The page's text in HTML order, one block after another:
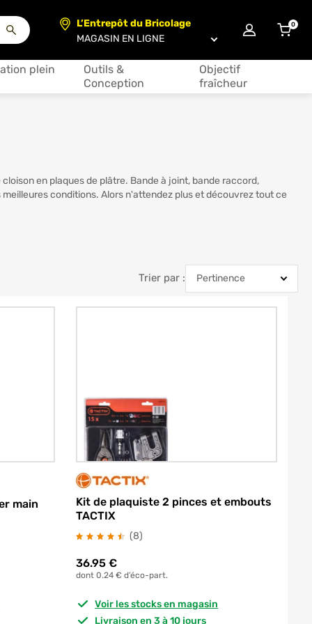
L’Entrepôt du Bricolage
Choisir un magasin
0article
plein
Outils &
Conception
Objectif
fraîcheur
en plaques de plâtre. Bande à joint, bande raccord,
conditions. Alors n'attendez plus et découvrez tout ce
Trier par : Trier par :
main
Kit de plaquiste 2 pinces et embouts
TACTIX
(8)
36.95 €
dont 0.24 € d’éco-part.
Voir les stocks en magasin
Livraison en 3 à 10 jours